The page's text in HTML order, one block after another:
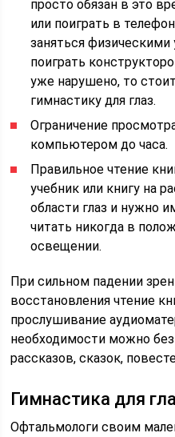
просто обязан в это
или поиграть в
заняться
поиграть
уже нарушено, то
гимнастику для глаз.
Ограничение
компьютером до часа.
Правильное чтение
учебник или книгу на
области глаз и нужно
читать никогда в
освещении.
При сильном падении
восстановления чтение
прослушивание
необходимости можно
рассказов, сказок,
Гимнастика для
Офтальмологи своим